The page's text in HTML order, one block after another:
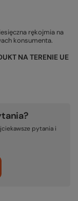
rękojmia na
konsumenta.
NA TERENIE UE
pytania i